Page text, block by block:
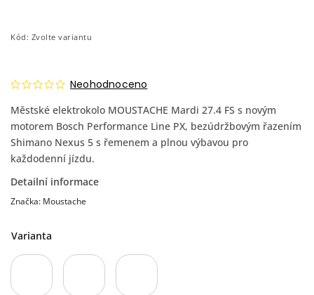
Kód: Zvolte variantu
Neohodnoceno
Městské elektrokolo MOUSTACHE Mardi 27.4 FS s novým
motorem Bosch Performance Line PX, bezúdržbovým řazením
Shimano Nexus 5 s řemenem a plnou výbavou pro
každodenní jízdu.
Detailní informace
Značka: Moustache
Varianta